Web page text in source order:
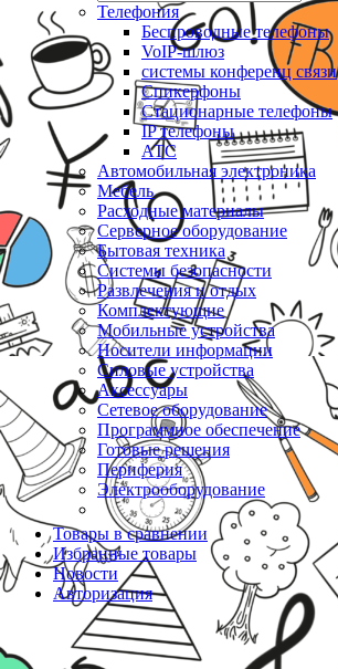
Телефония
Беспроводные телефоны
VoIP-шлюз
системы конференц связи
Спикерфоны
Стационарные телефоны
IP телефоны
АТС
Автомобильная электроника
Мебель
Расходные материалы
Серверное оборудование
Бытовая техника
Системы безопасности
Развлечения и отдых
Комплектующие
Мобильные устройства
Носители информации
Силовые устройства
Аксессуары
Сетевое оборудование
Программное обеспечение
Готовые решения
Периферия
Электрооборудование
Товары в сравнении
Избранные товары
Новости
Авторизация